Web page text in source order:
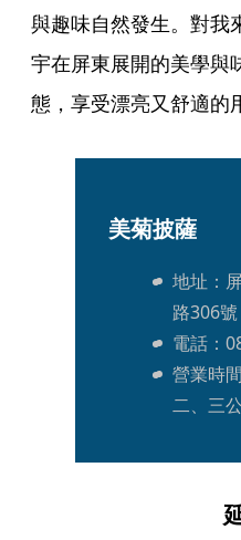
與趣味自然發生。對我
宇在屏東展開的美學與
態，享受漂亮又舒適的
美菊披薩
地址：
路306號
電話：
營業時
二、三公